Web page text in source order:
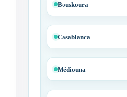
Bouskoura
Casablanca
Médiouna